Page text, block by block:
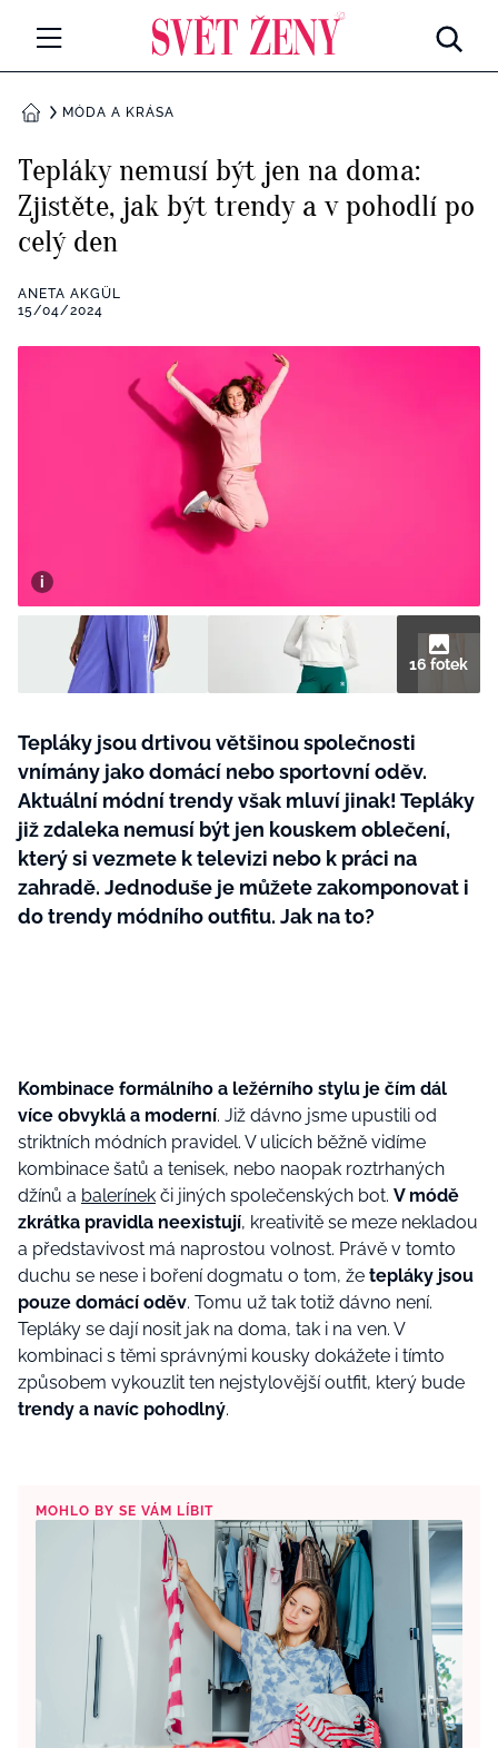
Všechny kategorie
Rozhovory
RETROHUBKY
Všechny kategorie
Seberozvoj
Všechny kategorie
Všechny kategorie
Rady a tipy
BurdaMedia
Extra
SADA PRODUKTŮ MANA (10 ks)
DOMŮMÓDA A KRÁSA
Tepláky nemusí být jen na doma:
Zjistěte, jak být trendy a v pohodlí po
celý den
ANETA AKGÜL
15/04/2024
16 fotek
Tepláky jsou drtivou většinou společnosti
vnímány jako domácí nebo sportovní oděv.
Aktuální módní trendy však mluví jinak! Tepláky
již zdaleka nemusí být jen kouskem oblečení,
který si vezmete k televizi nebo k práci na
zahradě. Jednoduše je můžete zakomponovat i
do trendy módního outfitu. Jak na to?
Kombinace formálního a ležérního stylu je čím dál
více obvyklá a moderní. Již dávno jsme upustili od
striktních módních pravidel. V ulicích běžně vidíme
kombinace šatů a tenisek, nebo naopak roztrhaných
džínů a balerínek či jiných společenských bot. V módě
zkrátka pravidla neexistují, kreativitě se meze nekladou
a představivost má naprostou volnost. Právě v tomto
duchu se nese i boření dogmatu o tom, že tepláky jsou
pouze domácí oděv. Tomu už tak totiž dávno není.
Tepláky se dají nosit jak na doma, tak i na ven. V
kombinaci s těmi správnými kousky dokážete i tímto
způsobem vykouzlit ten nejstylovější outfit, který bude
trendy a navíc pohodlný.
MOHLO BY SE VÁM LÍBIT